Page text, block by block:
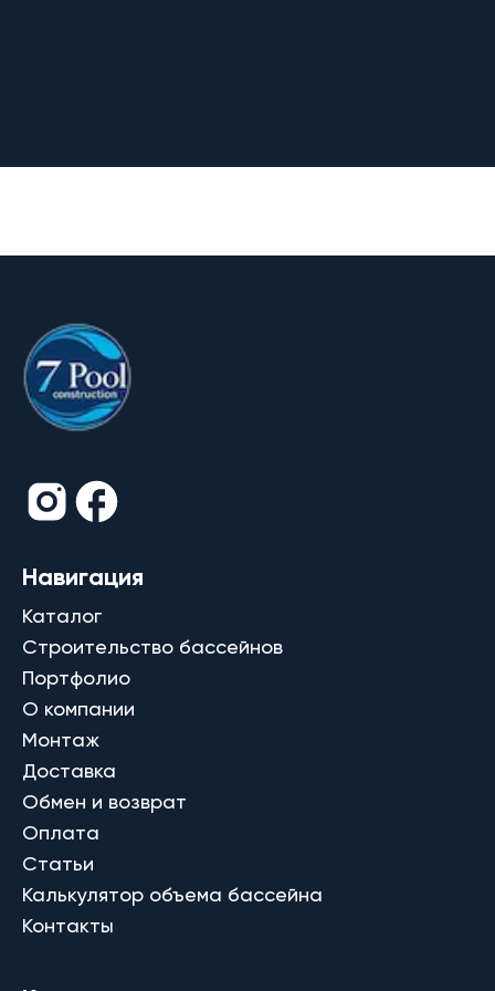
Навигация
Каталог
Строительство бассейнов
Портфолио
О компании
Монтаж
Доставка
Обмен и возврат
Оплата
Статьи
Калькулятор объема бассейна
Контакты